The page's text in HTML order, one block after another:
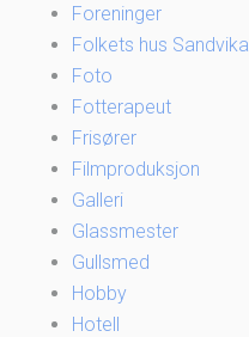
Foreninger
Folkets hus Sandvika
Foto
Fotterapeut
Frisører
Filmproduksjon
Galleri
Glassmester
Gullsmed
Hobby
Hotell